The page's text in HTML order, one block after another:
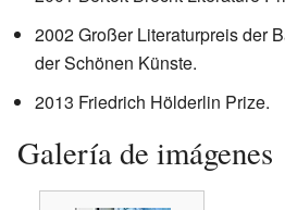
2002 Großer Literaturpreis der
der Schönen Künste.
2013 Friedrich Hölderlin Prize.
Galería de imágenes